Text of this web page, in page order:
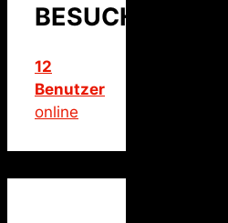
BESUCHER
12
Benutzer
online